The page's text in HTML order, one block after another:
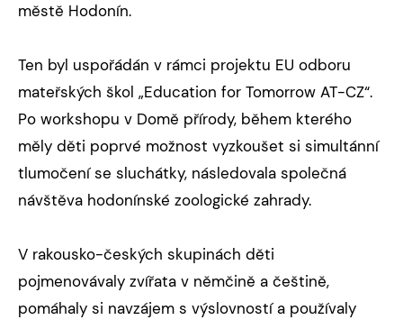
městě Hodonín.
Ten byl uspořádán v rámci projektu EU odboru
mateřských škol „Education for Tomorrow AT-CZ“.
Po workshopu v Domě přírody, během kterého
měly děti poprvé možnost vyzkoušet si simultánní
tlumočení se sluchátky, následovala společná
návštěva hodonínské zoologické zahrady.
V rakousko-českých skupinách děti
pojmenovávaly zvířata v němčině a češtině,
pomáhaly si navzájem s výslovností a používaly